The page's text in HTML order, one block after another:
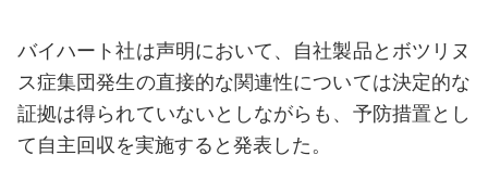
バイハート社は声明において、自社製品とボツリヌ
ス症集団発生の直接的な関連性については決定的な
証拠は得られていないとしながらも、予防措置とし
て自主回収を実施すると発表した。